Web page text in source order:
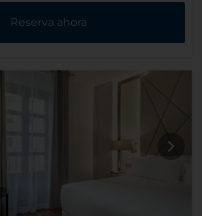
Reserva ahora